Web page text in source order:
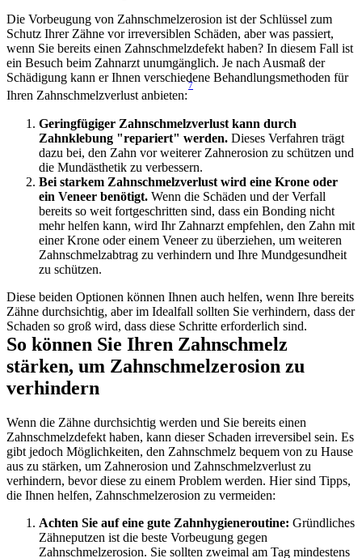
Die Vorbeugung von Zahnschmelzerosion ist der Schlüssel zum
Schutz Ihrer Zähne vor irreversiblen Schäden, aber was passiert,
wenn Sie bereits einen Zahnschmelzdefekt haben? In diesem Fall ist
ein Besuch beim Zahnarzt unumgänglich. Je nach Ausmaß der
Schädigung kann er Ihnen verschiedene Behandlungsmethoden für
Ihren Zahnschmelzverlust anbieten:
7
Geringfügiger Zahnschmelzverlust kann durch
Zahnklebung "repariert" werden. Dieses Verfahren trägt
dazu bei, den Zahn vor weiterer Zahnerosion zu schützen und
die Mundästhetik zu verbessern.
Bei starkem Zahnschmelzverlust wird eine Krone oder
ein Veneer benötigt. Wenn die Schäden und der Verfall
bereits so weit fortgeschritten sind, dass ein Bonding nicht
mehr helfen kann, wird Ihr Zahnarzt empfehlen, den Zahn mit
einer Krone oder einem Veneer zu überziehen, um weiteren
Zahnschmelzabtrag zu verhindern und Ihre Mundgesundheit
zu schützen.
Diese beiden Optionen können Ihnen auch helfen, wenn Ihre bereits
Zähne durchsichtig, aber im Idealfall sollten Sie verhindern, dass der
Schaden so groß wird, dass diese Schritte erforderlich sind.
So können Sie Ihren Zahnschmelz
stärken, um Zahnschmelzerosion zu
verhindern
Wenn die Zähne durchsichtig werden und Sie bereits einen
Zahnschmelzdefekt haben, kann dieser Schaden irreversibel sein. Es
gibt jedoch Möglichkeiten, den Zahnschmelz bequem von zu Hause
aus zu stärken, um Zahnerosion und Zahnschmelzverlust zu
verhindern, bevor diese zu einem Problem werden. Hier sind Tipps,
die Ihnen helfen, Zahnschmelzerosion zu vermeiden:
Achten Sie auf eine gute Zahnhygieneroutine: Gründliches
Zähneputzen ist die beste Vorbeugung gegen
Zahnschmelzerosion. Sie sollten zweimal am Tag mindestens